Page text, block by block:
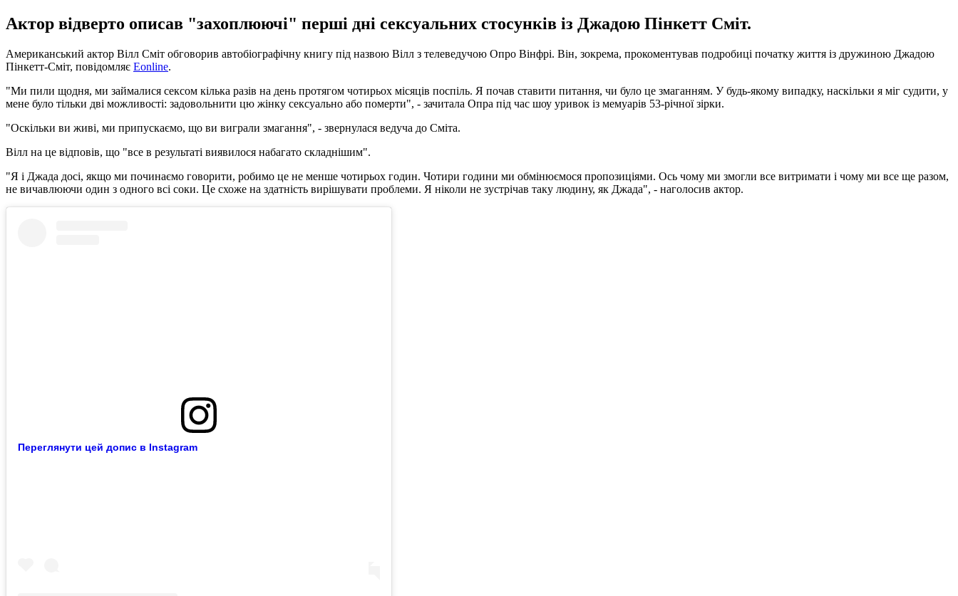
Актор відверто описав "захоплюючі" перші дні сексуальних стосунків із Джадою Пінкетт Сміт.
Американський актор Вілл Сміт обговорив автобіографічну книгу під назвою Вілл з телеведучою Опро Вінфрі. Він, зокрема, прокоментував подробиці початку життя із дружиною Джадою
Пінкетт-Сміт, повідомляє Eonline.
"Ми пили щодня, ми займалися сексом кілька разів на день протягом чотирьох місяців поспіль. Я почав ставити питання, чи було це змаганням. У будь-якому випадку, наскільки я міг судити, у
мене було тільки дві можливості: задовольнити цю жінку сексуально або померти", - зачитала Опра під час шоу уривок із мемуарів 53-річної зірки.
"Оскільки ви живі, ми припускаємо, що ви виграли змагання", - звернулася ведуча до Сміта.
Вілл на це відповів, що "все в результаті виявилося набагато складнішим".
"Я і Джада досі, якщо ми починаємо говорити, робимо це не менше чотирьох годин. Чотири години ми обмінюємося пропозиціями. Ось чому ми змогли все витримати і чому ми все ще разом,
не вичавлюючи один з одного всі соки. Це схоже на здатність вирішувати проблеми. Я ніколи не зустрічав таку людину, як Джада", - наголосив актор.
Переглянути цей допис в Instagram